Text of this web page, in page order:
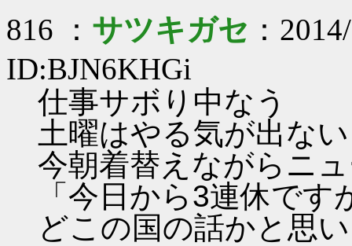
816 ： サツキガセ ：
ID:BJN6KHGi
仕事サボり中なう
土曜はやる気が出ない
今朝着替えながらニ
「今日から3連休で
どこの国の話かと思